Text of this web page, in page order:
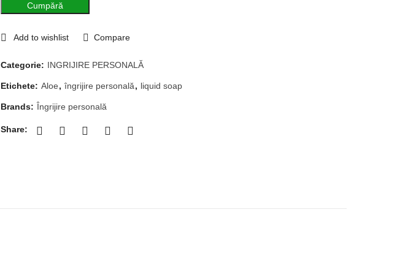
Cumpără
Add to wishlist Compare
Categorie: INGRIJIRE PERSONALĂ
Etichete: Aloe, îngrijire personală, liquid soap
Brands: Îngrijire personală
Share: